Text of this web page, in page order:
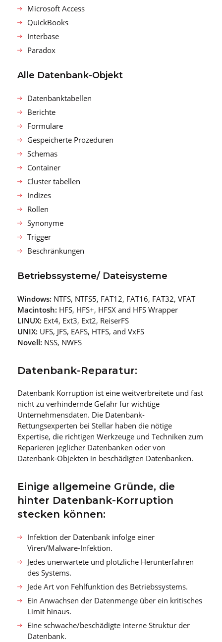
Microsoft Access
QuickBooks
Interbase
Paradox
Alle Datenbank-Objekt
Datenbanktabellen
Berichte
Formulare
Gespeicherte Prozeduren
Schemas
Container
Cluster tabellen
Indizes
Rollen
Synonyme
Trigger
Beschränkungen
Betriebssysteme/ Dateisysteme
Windows: NTFS, NTFS5, FAT12, FAT16, FAT32, VFAT
Macintosh: HFS, HFS+, HFSX and HFS Wrapper
LINUX: Ext4, Ext3, Ext2, ReiserFS
UNIX: UFS, JFS, EAFS, HTFS, and VxFS
Novell: NSS, NWFS
Datenbank-Reparatur:
Datenbank Korruption ist eine weitverbreitete und fast
nicht zu verhindernde Gefahr für wichtige
Unternehmensdaten. Die Datenbank-
Rettungsexperten bei Stellar haben die nötige
Expertise, die richtigen Werkzeuge und Techniken zum
Reparieren jeglicher Datenbanken oder von
Datenbank-Objekten in beschädigten Datenbanken.
Einige allgemeine Gründe, die
hinter Datenbank-Korruption
stecken können:
Infektion der Datenbank infolge einer
Viren/Malware-Infektion.
Jedes unerwartete und plötzliche Herunterfahren
des Systems.
Jede Art von Fehlfunktion des Betriebssystems.
Ein Anwachsen der Datenmenge über ein kritisches
Limit hinaus.
Eine schwache/beschädigte interne Struktur der
Datenbank.